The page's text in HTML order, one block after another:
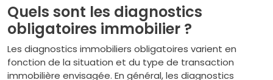
Quels sont les diagnostics
obligatoires immobilier ?
Les diagnostics immobiliers obligatoires varient en
fonction de la situation et du type de transaction
immobilière envisagée. En général, les diagnostics